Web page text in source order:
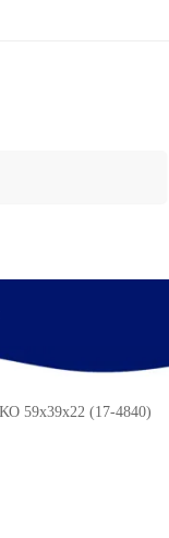
59x39x22 (17-4840)